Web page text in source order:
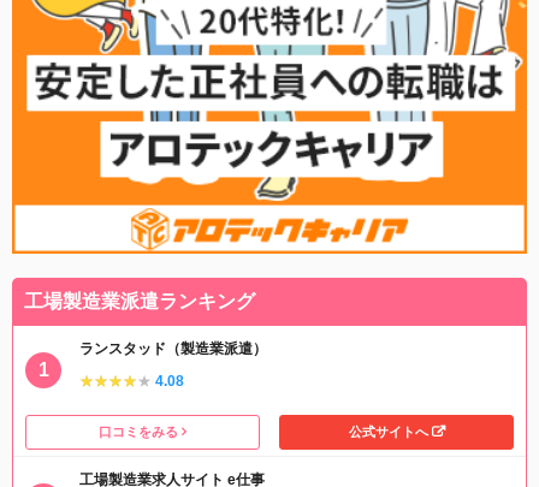
工場製造業派遣ランキング
ランスタッド（製造業派遣）
★★★★★
★★★★★ 4.08
口コミをみる 公式サイトへ
工場製造業求人サイト e仕事